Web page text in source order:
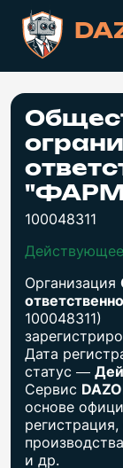
100048311
Организация
100048311)
Дата
статус —
Сервис
основе
и др.